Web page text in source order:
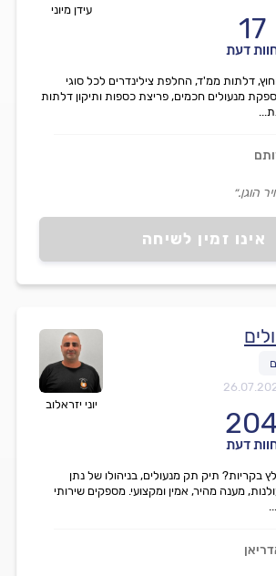
עידן מיוני
17
דעת
אינו זמין לשיחה
דלתות ממ'ד, החלפת צילינדרים לכל סוגי
מנעולים חכמים, פריצת כספות ותיקון דלתות
הוגן.״
יוני יזראלוב
דעת
בקריות? תיק תק מנעולים, בניהולו של נתן
מענה מהיר, אמין ומקצועי. מספקים שירותי